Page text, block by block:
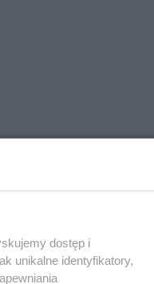
dostęp i
unikalne identyfikatory,